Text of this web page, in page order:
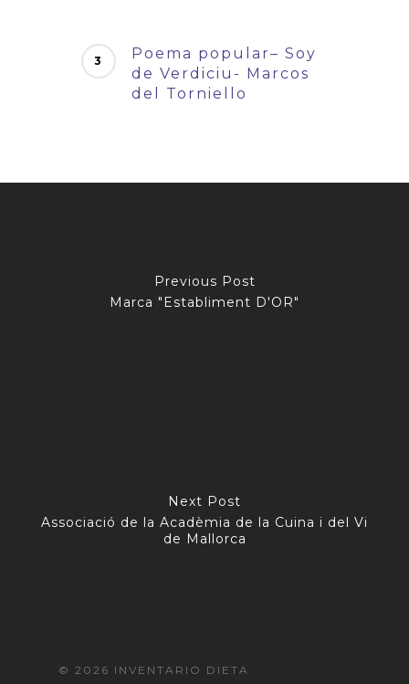
Poema popular– Soy
de Verdiciu- Marcos
del Torniello
Previous Post
Marca "Establiment D'OR"
Next Post
Associació de la Acadèmia de la Cuina i del Vi
de Mallorca
© 2026 INVENTARIO DIETA